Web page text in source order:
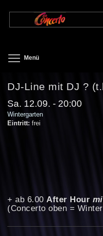
zum
Menü
DJ-Line mit DJ ?
Sa. 12.09. - 20:00
Wintergarten
Eintritt: frei
+ ab 6.00 After Hour
(Concerto oben =